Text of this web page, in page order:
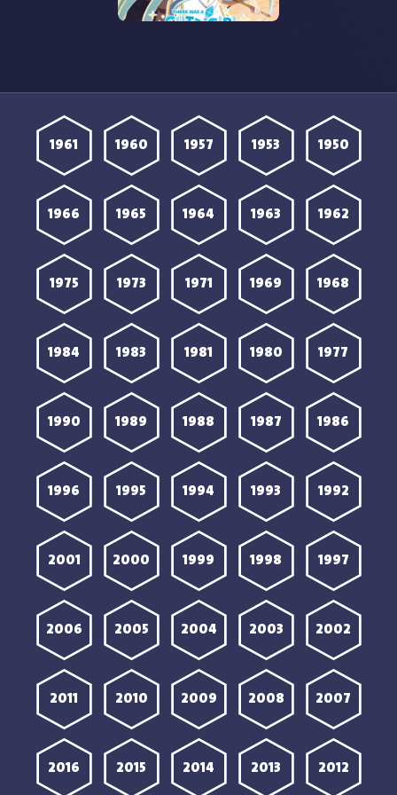
1950
1953
1957
1960
1961
1962
1963
1964
1965
1966
1968
1969
1971
1973
1975
1977
1980
1981
1983
1984
1986
1987
1988
1989
1990
1992
1993
1994
1995
1996
1997
1998
1999
2000
2001
2002
2003
2004
2005
2006
2007
2008
2009
2010
2011
2012
2013
2014
2015
2016